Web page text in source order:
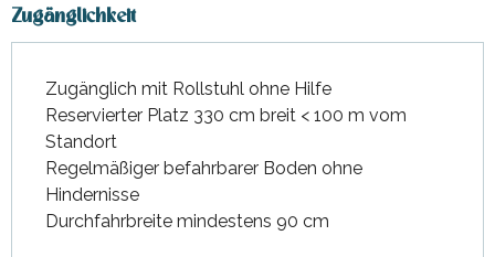
Zugänglichkeit
Zugänglich mit Rollstuhl ohne Hilfe
Reservierter Platz 330 cm breit < 100 m vom
Standort
Regelmäßiger befahrbarer Boden ohne
Hindernisse
Durchfahrbreite mindestens 90 cm